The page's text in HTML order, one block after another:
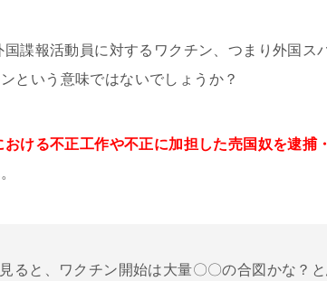
諜報活動員に対するワクチン、つまり外国ス
という意味ではないでしょうか？
ける不正工作や不正に加担した売国奴を逮捕
ると、ワクチン開始は大量〇〇の合図かな？と